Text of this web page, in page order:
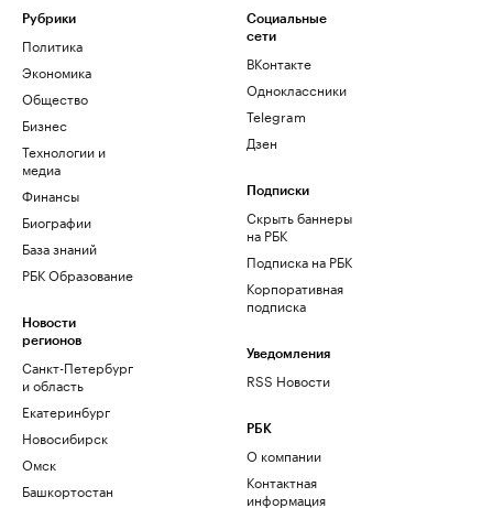
Рубрики
Политика
Экономика
Общество
Бизнес
Технологии и
медиа
Финансы
Биографии
База знаний
РБК Образование
Новости
регионов
Санкт-Петербург
и область
Екатеринбург
Новосибирск
Омск
Башкортостан
Социальные
сети
ВКонтакте
Одноклассники
Telegram
Дзен
Подписки
Скрыть баннеры
на РБК
Подписка на РБК
Корпоративная
подписка
Уведомления
RSS Новости
РБК
О компании
Контактная
информация